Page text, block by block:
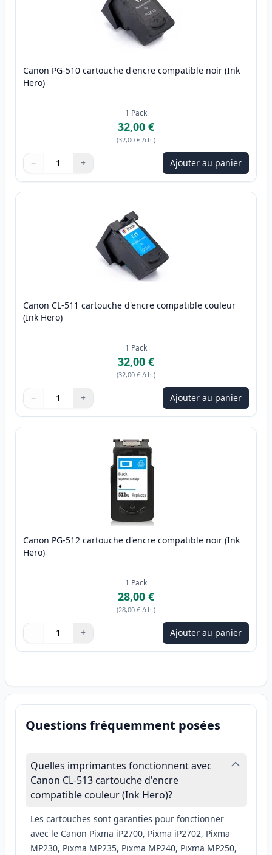
Canon PG-510 cartouche d'encre compatible noir (Ink
Hero)
1 Pack
32,00 €
(32,00 € /ch.)
Quantité
Utilisez les boutons pour ajuster
− +
Quantité Ajouter au panier
Canon CL-511 cartouche d'encre compatible couleur
(Ink Hero)
1 Pack
32,00 €
(32,00 € /ch.)
Quantité
Utilisez les boutons pour ajuster
− +
Quantité Ajouter au panier
Canon PG-512 cartouche d'encre compatible noir (Ink
Hero)
1 Pack
28,00 €
(28,00 € /ch.)
Quantité
Utilisez les boutons pour ajuster
− +
Quantité Ajouter au panier
Questions fréquemment posées
Quelles imprimantes fonctionnent avec
Canon CL-513 cartouche d'encre
compatible couleur (Ink Hero)?
Les cartouches sont garanties pour fonctionner
avec le Canon Pixma iP2700, Pixma iP2702, Pixma
MP230, Pixma MP235, Pixma MP240, Pixma MP250,